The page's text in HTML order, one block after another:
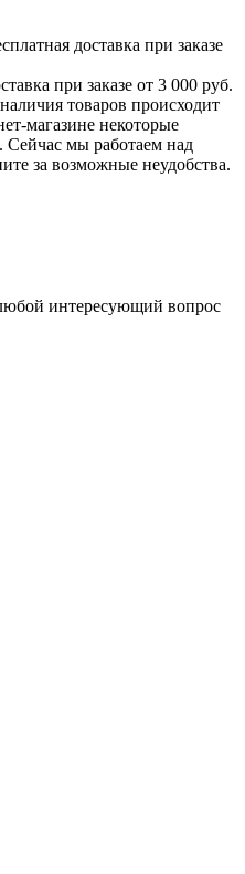
доставка при заказе
при заказе от 3 000 руб.
товаров происходит
магазине некоторые
Сейчас мы работаем над
за возможные неудобства.
интересующий вопрос